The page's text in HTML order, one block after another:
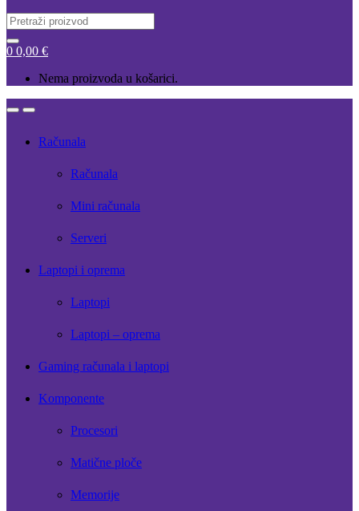
Search
for:
0 0,00 €
Nema proizvoda u košarici.
OpenClose
Računala
Računala
Mini računala
Serveri
Laptopi i oprema
Laptopi
Laptopi – oprema
Gaming računala i laptopi
Komponente
Procesori
Matične ploče
Memorije